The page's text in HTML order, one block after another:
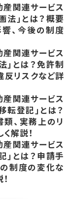
産関連サービス
法」とは？概要
、今後の制度
産関連サービス
」とは？免許制
反リスクなど詳
産関連サービス
転登記」とは？
、実務上のリ
解説！
産関連サービス
」とは？申請手
制度の変化な